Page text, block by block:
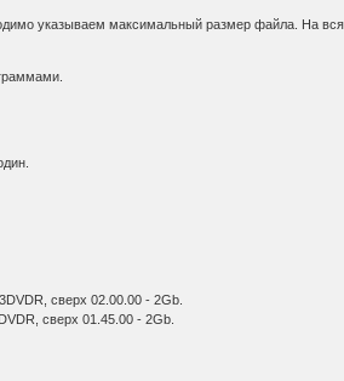
указываем максимальный размер файла. На
сверх 02.00.00 - 2Gb.
сверх 01.45.00 - 2Gb.